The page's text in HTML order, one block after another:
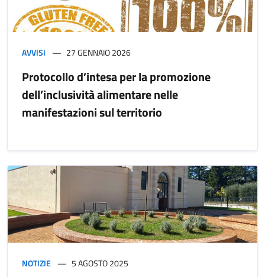
AVVISI 27 GENNAIO 2026
Protocollo d’intesa per la promozione
dell’inclusività alimentare nelle
manifestazioni sul territorio
NOTIZIE 5 AGOSTO 2025